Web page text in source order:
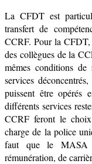
La CFDT est
transfert de
CCRF. Pour la CFDT,
des collègues de la
mêmes conditions
services
puissent être opérés
différents services
CCRF feront le
charge de la police
faut que le MASA
rémunération, de